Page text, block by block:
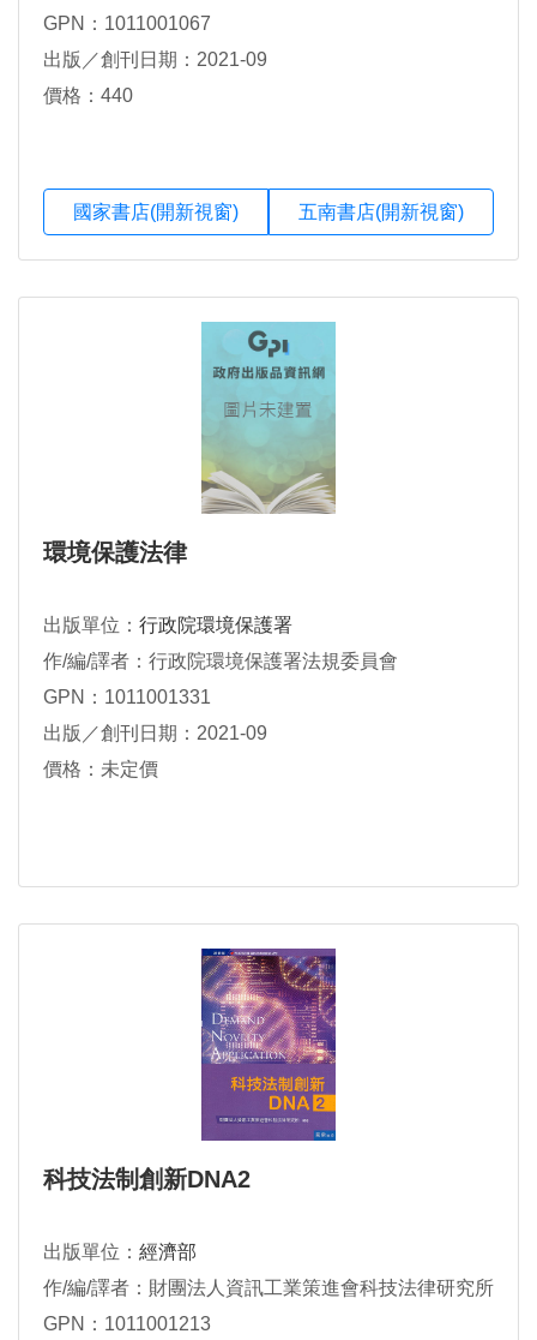
GPN：1011001067
出版／創刊日期：2021-09
價格：440
國家書店(開新視窗) 五南書店(開新視窗)
環境保護法律
出版單位： 行政院環境保護署
作/編/譯者：行政院環境保護署法規委員會
GPN：1011001331
出版／創刊日期：2021-09
價格：未定價
科技法制創新DNA2
出版單位： 經濟部
作/編/譯者：財團法人資訊工業策進會科技法律研究所
GPN：1011001213